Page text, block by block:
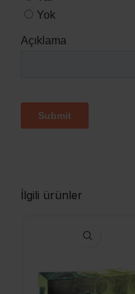
İlgili ürünler